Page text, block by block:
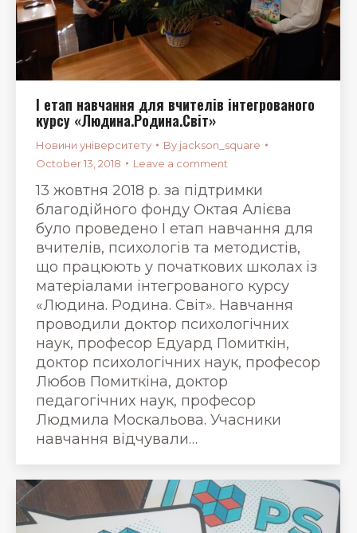
І етап навчання для вчителів інтегрованого
курсу «Людина.Родина.Світ»
Новини університету By jackson_square
October 13, 2018
Leave a comment
13 жовтня 2018 р. за підтримки
благодійного фонду Октая Алієва
було проведено І етап навчання для
вчителів, психологів та методистів,
що працюють у початкових школах із
матеріалами інтегрованого курсу
«Людина. Родина. Світ». Навчання
проводили доктор психологічних
наук, професор Едуард Помиткін,
доктор психологічних наук, професор
Любов Помиткіна, доктор
педагогічних наук, професор
Людмила Москальова. Учасники
навчання відчували…